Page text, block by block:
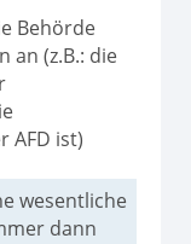
Behörde
an (z.B.: die
AFD ist)
wesentliche
dann